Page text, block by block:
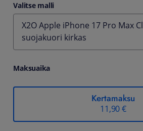
Valitse malli
X2O Apple iPhone 17 Pro Max
suojakuori kirkas
Maksuaika
Kertamaksu
11,90 €